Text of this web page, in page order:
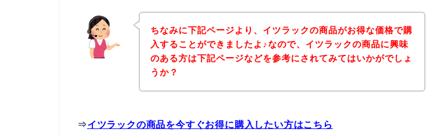
ちなみに下記ページより、イツラックの商品がお得な価格で購
入することができましたよ♪なので、イツラックの商品に興味
のある方は下記ページなどを参考にされてみてはいかがでしょ
うか？
⇒イツラックの商品を今すぐお得に購入したい方はこちら